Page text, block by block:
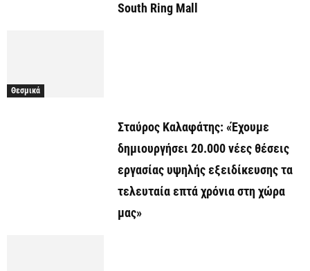
South Ring Mall
Θεσμικά
Σταύρος Καλαφάτης: «Έχουμε
δημιουργήσει 20.000 νέες θέσεις
εργασίας υψηλής εξειδίκευσης τα
τελευταία επτά χρόνια στη χώρα
μας»